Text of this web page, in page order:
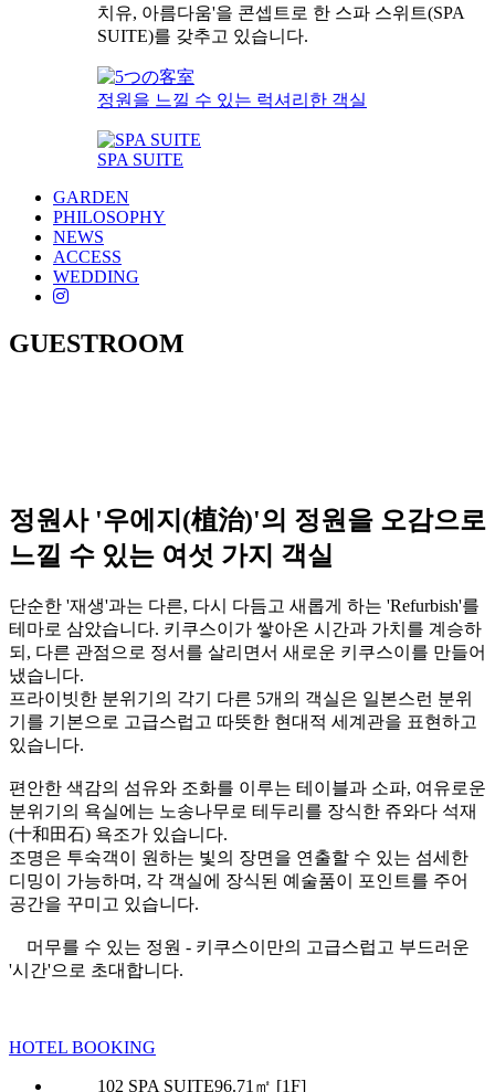
치유, 아름다움'을 콘셉트로 한 스파 스위트(SPA
SUITE)를 갖추고 있습니다.
정원을 느낄 수 있는 럭셔리한 객실
SPA SUITE
GARDEN
PHILOSOPHY
NEWS
ACCESS
WEDDING
GUESTROOM
정원사 '우에지(植治)'의 정원을 오감으로
느낄 수 있는 여섯 가지 객실
단순한 '재생'과는 다른, 다시 다듬고 새롭게 하는 'Refurbish'를
테마로 삼았습니다. 키쿠스이가 쌓아온 시간과 가치를 계승하
되, 다른 관점으로 정서를 살리면서 새로운 키쿠스이를 만들어
냈습니다.
프라이빗한 분위기의 각기 다른 5개의 객실은 일본스런 분위
기를 기본으로 고급스럽고 따뜻한 현대적 세계관을 표현하고
있습니다.
편안한 색감의 섬유와 조화를 이루는 테이블과 소파, 여유로운
분위기의 욕실에는 노송나무로 테두리를 장식한 쥬와다 석재
(十和田石) 욕조가 있습니다.
조명은 투숙객이 원하는 빛의 장면을 연출할 수 있는 섬세한
디밍이 가능하며, 각 객실에 장식된 예술품이 포인트를 주어
공간을 꾸미고 있습니다.
머무를 수 있는 정원 - 키쿠스이만의 고급스럽고 부드러운
'시간'으로 초대합니다.
HOTEL BOOKING
102 SPA SUITE96.71㎡ [1F]